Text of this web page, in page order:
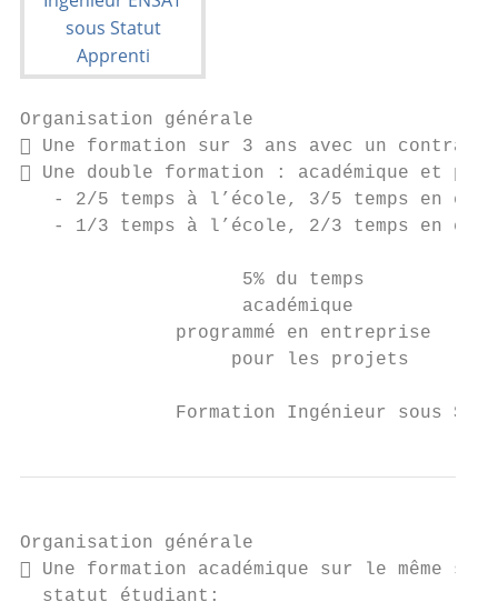
Organisation générale
 Une formation sur 3 ans avec un contrat
 Une double formation : académique et
- 2/5 temps à l’école, 3/5 temps en
- 1/3 temps à l’école, 2/3 temps en
                    5% du temps
                    académique
              programmé en entreprise
                   pour les projets
Formation Ingénieur sous
Organisation générale
 Une formation académique sur le même
  statut étudiant: